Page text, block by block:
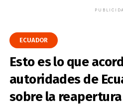
ECUADOR
Esto es lo que
autoridades de
sobre la